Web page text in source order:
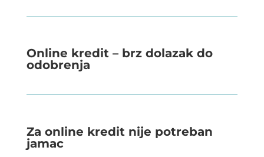
Online kredit – brz dolazak do
odobrenja
Za online kredit nije potreban
jamac